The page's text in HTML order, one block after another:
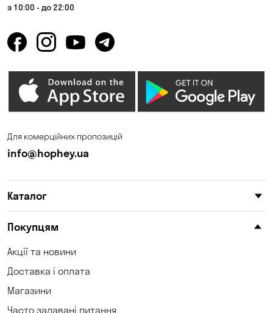
з 10:00 - до 22:00
Для комерційних пропозицій
info@hophey.ua
Каталог
Покупцям
Акції та новини
Доставка і оплата
Магазини
Часто задавані питання